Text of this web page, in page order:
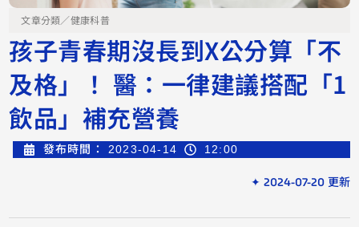
文章分類／健康科普
孩子青春期沒長到X公分算「不
及格」！ 醫：一律建議搭配「1
飲品」補充營養
發布時間： 2023-04-14 12:00
✦ 2024-07-20 更新